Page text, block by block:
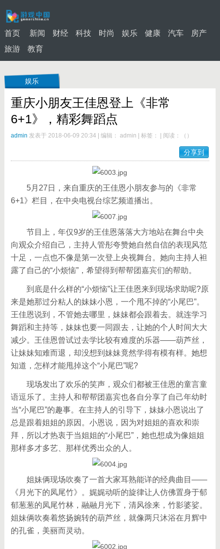
首页 新闻 财经 科技 时尚 娱乐 健康 汽车
房产
旅游
教育
娱乐
重庆小朋友王佳恩登上《非常
6+1》，精彩舞蹈点
admin 发表于 2018-06-09 20:34 编辑： admin 标签： 阅读： （ ）
分享到
5月27日，来自重庆的王佳恩小朋友参与的《非常
6+1》栏目，在中央电视台综艺频道播出。
节目上，年仅9岁的王佳恩落落大方地站在舞台中央
向观众介绍自己，主持人管彤夸赞她自然自信的表现风范
十足，一点也不像是第一次登上央视舞台。她向主持人袒
露了自己的“小烦恼”，希望得到帮帮团嘉宾们的帮助。
到底是什么样的“小烦恼”让王佳恩来到现场求助呢?原
来是她那过分粘人的妹妹小恩，一个甩不掉的“小尾巴”。
王佳恩说到，不管她去哪里，妹妹都会跟着去。就连学习
舞蹈和主持等，妹妹也要一同跟去，让她的个人时间大大
减少。王佳恩曾试过去学比较有难度的乐器——葫芦丝，
让妹妹知难而退，却没想到妹妹竟然学得有模有样。她想
知道，怎样才能甩掉这个“小尾巴”呢?
现场发出了欢乐的笑声，观众们都被王佳恩的童言童
语逗乐了。主持人和帮帮团嘉宾也各自分享了自己年幼时
当“小尾巴”的趣事。在主持人的引导下，妹妹小恩说出了
总是跟着姐姐的原因。小恩说，因为对姐姐的喜欢和崇
拜，所以才热衷于当姐姐的“小尾巴”，她也想成为像姐姐
那样多才多艺、那样优秀出众的人。
姐妹俩现场吹奏了一首大家耳熟能详的经典曲目——
《月光下的凤尾竹》。娓娓动听的旋律让人仿佛置身于郁
郁葱葱的凤尾竹林，融融月光下，清风徐来，竹影婆娑。
姐妹俩吹奏着悠扬婉转的葫芦丝，就像两只沐浴在月辉中
的孔雀，美丽而灵动。